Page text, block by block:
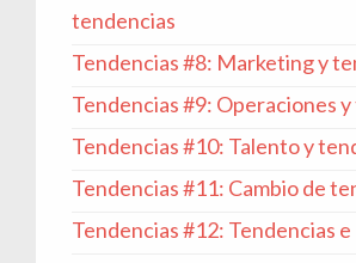
tendencias
Tendencias #8: Marketing y
Tendencias #9: Operaciones
Tendencias #10: Talento y
Tendencias #11: Cambio de
Tendencias #12: Tendencias